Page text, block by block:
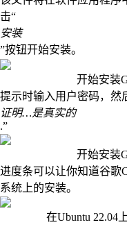
击“
安装
”按钮开始安装。
开始安装
提示时输入用户密码，然
证明…是真实的
.”
开始安装
进度条可以让你知道谷歌
系统上的安装。
在Ubuntu 22.04